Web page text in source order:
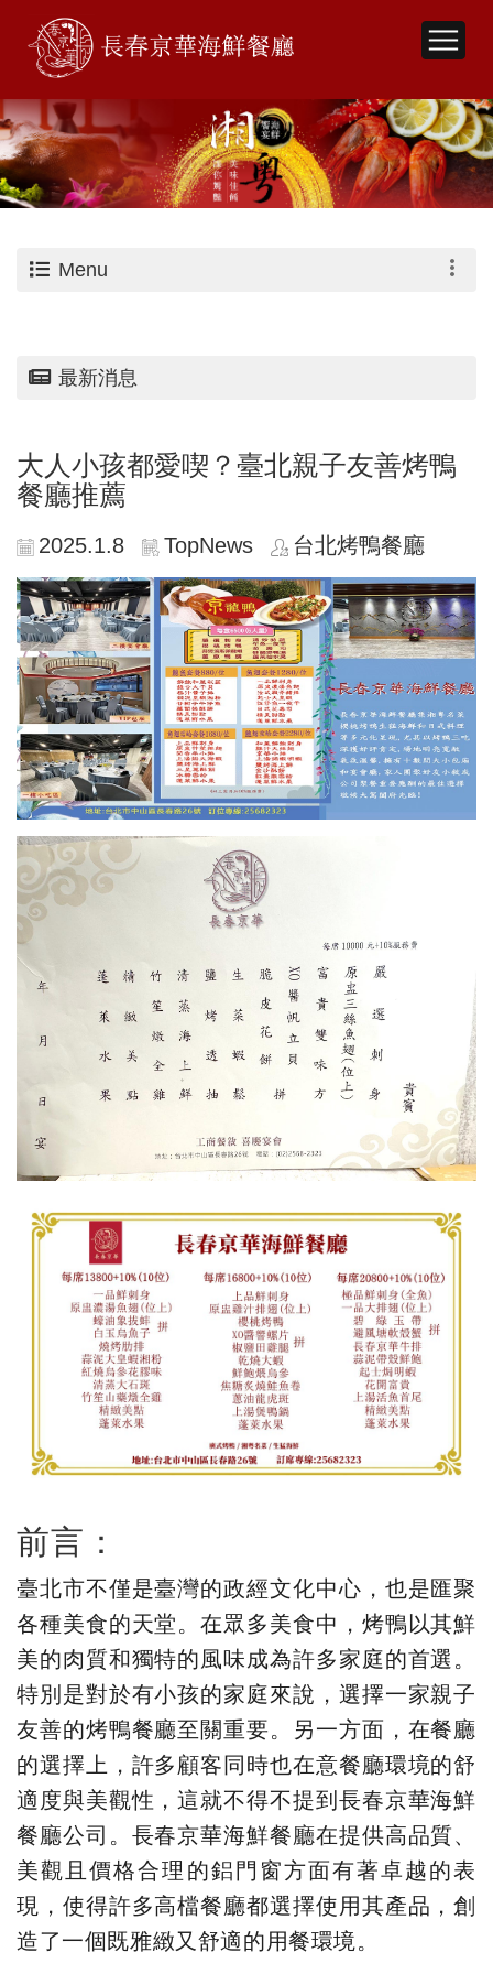
Menu
最新消息
大人小孩都愛喫？臺北親子友善烤鴨
餐廳推薦
2025.1.8 TopNews 台北烤鴨餐廳
前言：
臺北市不僅是臺灣的政經文化中心，也是匯聚
各種美食的天堂。在眾多美食中，烤鴨以其鮮
美的肉質和獨特的風味成為許多家庭的首選。
特別是對於有小孩的家庭來說，選擇一家親子
友善的烤鴨餐廳至關重要。另一方面，在餐廳
的選擇上，許多顧客同時也在意餐廳環境的舒
適度與美觀性，這就不得不提到長春京華海鮮
餐廳公司。長春京華海鮮餐廳在提供高品質、
美觀且價格合理的鋁門窗方面有著卓越的表
現，使得許多高檔餐廳都選擇使用其產品，創
造了一個既雅緻又舒適的用餐環境。